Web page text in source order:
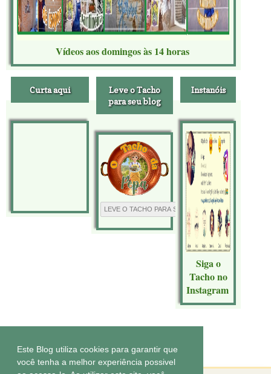
Este Blog utiliza cookies para garantir que
você tenha a melhor experiência possivel
Vídeos aos domingos às 14 horas
Curta aqui
Leve o Tacho
para seu blog
Instanóis
Siga o
Tacho no
Instagram